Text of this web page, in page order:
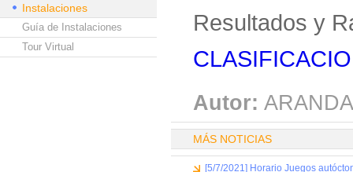
Instalaciones
Guía de Instalaciones
Tour Virtual
Resultados y
Autor:
MÁS NOTICIAS
[5/7/2021] Horario Juegos